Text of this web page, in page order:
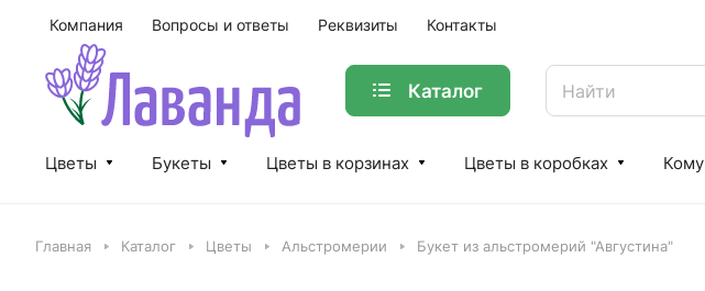
Компания Вопросы и ответы Реквизиты Контакты
Каталог
Цветы Букеты Цветы в корзинах Цветы в коробках Кому
Главная Каталог Цветы Альстромерии Букет из альстромерий "Августина"